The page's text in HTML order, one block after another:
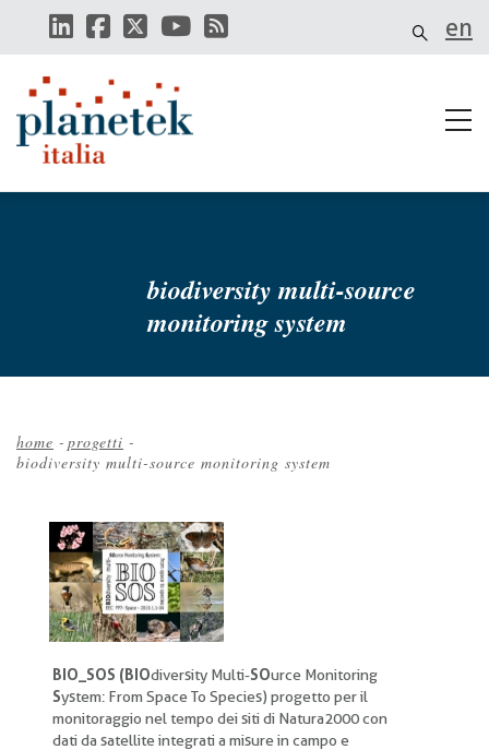
contenuto
en
biodiversity multi-source
monitoring system
Briciole
pane
home - progetti -
biodiversity multi-source monitoring system
BIO_SOS (BIOdiversity Multi-SOurce Monitoring
System: From Space To Species) progetto per il
monitoraggio nel tempo dei siti di Natura2000 con
dati da satellite integrati a misure in campo e